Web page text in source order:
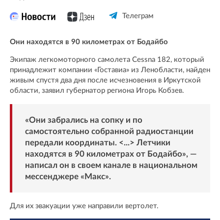
Телеграм
Они находятся в 90 километрах от Бодайбо
Экипаж легкомоторного самолета Cessna 182, который
принадлежит компании «Гоставиа» из Ленобласти, найден
живым спустя два дня после исчезновения в Иркутской
области, заявил губернатор региона Игорь Кобзев.
«Они забрались на сопку и по
самостоятельно собранной радиостанции
передали координаты. <...> Летчики
находятся в 90 километрах от Бодайбо», —
написал он в своем канале в национальном
мессенджере « Макс».
Для их эвакуации уже направили вертолет.